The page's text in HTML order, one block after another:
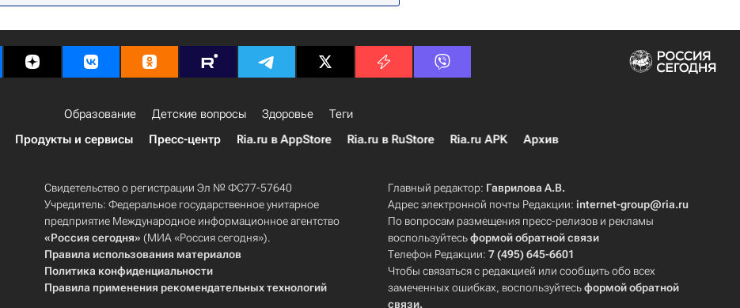
Образование Детские вопросы Здоровье
Теги
Продукты и сервисы Пресс-центр Ria.ru в AppStore Ria.ru в RuStore Ria.ru APK Архив
Свидетельство о регистрации Эл № ФС77-57640
Учредитель: Федеральное государственное унитарное
предприятие Международное информационное агентство
«Россия сегодня» (МИА «Россия сегодня»).
Правила использования материалов
Политика конфиденциальности
Правила применения рекомендательных технологий
Главный редактор: Гаврилова А.В.
Адрес электронной почты Редакции:internet-group@ria.ru
По вопросам размещения пресс-релизов и рекламы
воспользуйтесьформой обратной связи
Телефон Редакции:7 (495) 645-6601
Чтобы связаться с редакцией или сообщить обо всех
замеченных ошибках, воспользуйтесьформой обратной
связи.